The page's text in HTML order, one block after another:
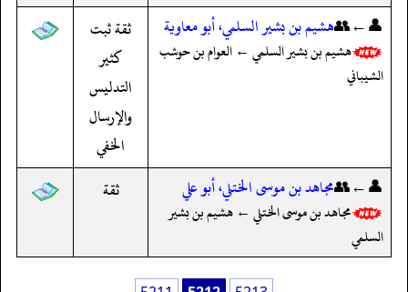
👤←👥هشيم بن بشير السلمي، أبو معاوية
هشيم بن بشير السلمي ← العوام بن حوشب
الشيباني
ثقة ثبت
كثير
التدليس
والإرسال
الخفي
👤←👥مجاهد بن موسى الختلي، أبو علي
مجاهد بن موسى الختلي ← هشيم بن بشير
السلمي
ثقة